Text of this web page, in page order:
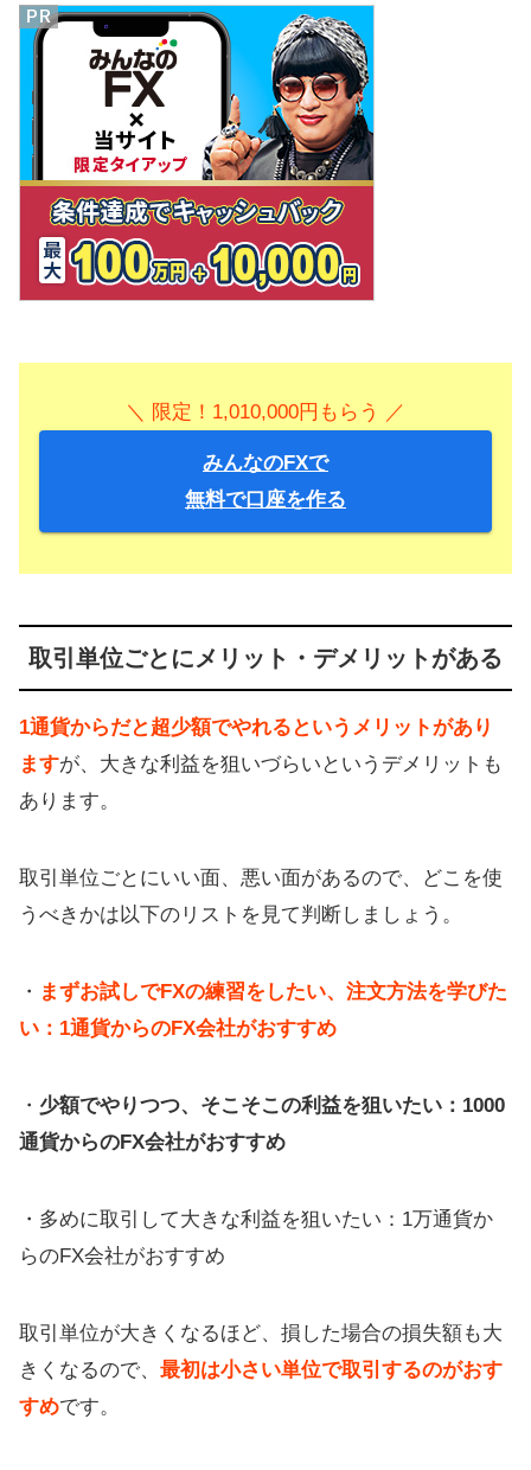
＼ 限定！1,010,000円もらう ／
みんなのFXで
無料で口座を作る
取引単位ごとにメリット・デメリットがある
1通貨からだと超少額でやれるというメリットがあり
ますが、大きな利益を狙いづらいというデメリットも
あります。
取引単位ごとにいい面、悪い面があるので、どこを使
うべきかは以下のリストを見て判断しましょう。
・ まずお試しでFXの練習をしたい、注文方法を学びた
い：1通貨からのFX会社がおすすめ
・ 少額でやりつつ、そこそこの利益を狙いたい：1000
通貨からのFX会社がおすすめ
・多めに取引して大きな利益を狙いたい：1万通貨か
らのFX会社がおすすめ
取引単位が大きくなるほど、損した場合の損失額も大
きくなるので、 最初は小さい単位で取引するのがおす
すめです。